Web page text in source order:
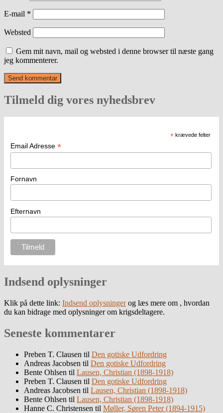
E-mail *
Websted
Gem mit navn, mail og websted i denne browser til næste gang
jeg kommenterer.
Tilmeld dig vores nyhedsbrev
* krævede felter
Email Adresse *
Fornavn
Efternavn
Indsend oplysninger
Klik på dette link: Indsend oplysningerog læs mere om , hvordan
du kan bidrage med oplysninger om krigsdeltagere.
Seneste kommentarer
Preben T. Clausen til Den gotiske Udfordring
Andreas Jacobsen til Den gotiske Udfordring
Bente Ohlsen til Lausen, Christian (1898-1918)
Preben T. Clausen til Den gotiske Udfordring
Andreas Jacobsen til Lausen, Christian (1898-1918)
Bente Ohlsen til Lausen, Christian (1898-1918)
Hanne C. Christensen til Møller, Søren Peter (1894-1915)